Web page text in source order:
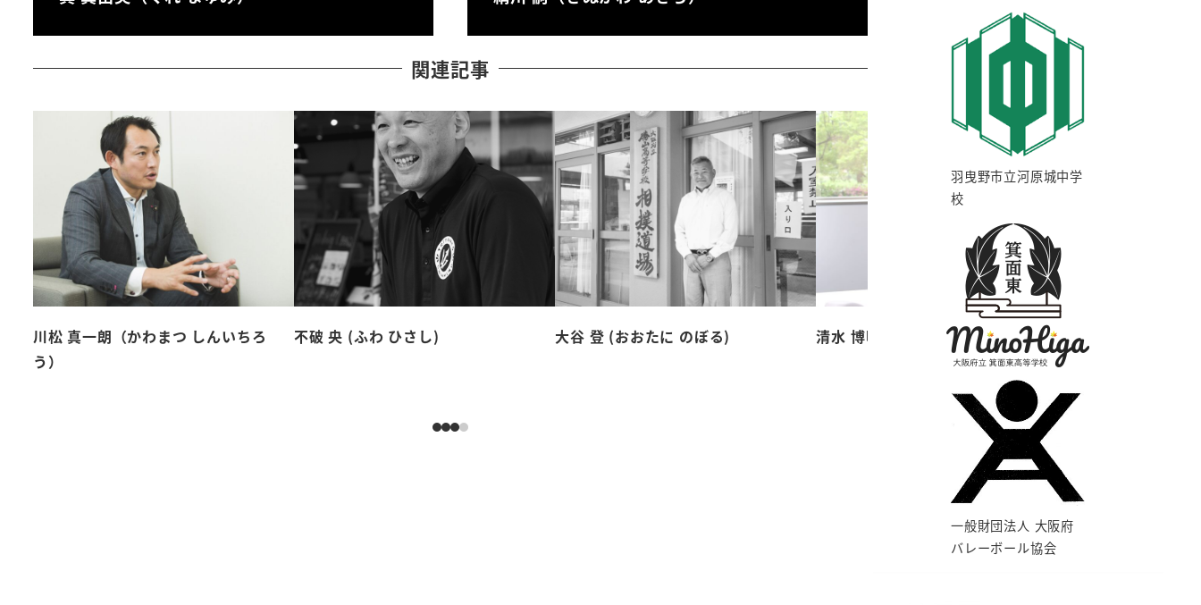
関連記事
川松 真一朗（かわまつ しんいちろ
う）
不破 央 (ふわ ひさし) 大谷 登 (おおたに のぼる) 清水 博明
羽曳野市立河原城中学
校
一般財団法人 大阪府
バレーボール協会